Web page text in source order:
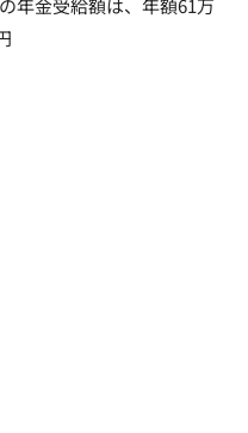
年金受給額は、年額61万